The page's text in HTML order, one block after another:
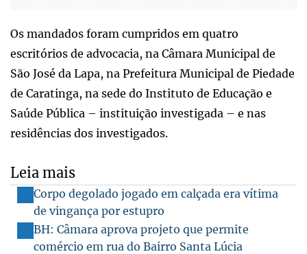
Os mandados foram cumpridos em quatro
escritórios de advocacia, na Câmara Municipal de
São José da Lapa, na Prefeitura Municipal de Piedade
de Caratinga, na sede do Instituto de Educação e
Saúde Pública – instituição investigada – e nas
residências dos investigados.
Leia mais
Corpo degolado jogado em calçada era vítima
de vingança por estupro
BH: Câmara aprova projeto que permite
comércio em rua do Bairro Santa Lúcia